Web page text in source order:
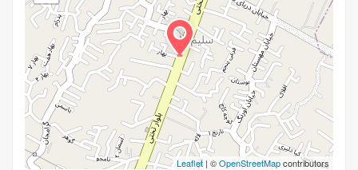
Leaflet | ©OpenStreetMapcontributors